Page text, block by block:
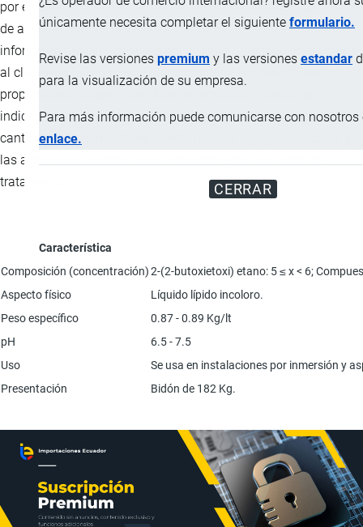
únicamente necesita completar el siguiente formulario.
Revise las versiones premium y las versiones estandar
para la visualización de su empresa.
Para más información puede comunicarse con nosotros
enlace.
CERRAR
por el consumo, dependiendo del consumo, añadir el producto
de acuerdo con las instrucciones proporcionadas en el último
informe de análisis, después del análisis, Chemtec proporciona
al cliente un informe escrito que contiene las principales
propiedades físicas y químicas de la solución fosfática,
indicando como proceder a la recarga del tanque indicando la
cantidad recomendada de Fluido T3 para agregar a la cuba, y
las acciones sugeridas para mantener estable el baño de
tratamiento.
Característica
Composición (concentración)2-(2-butoxietoxi) etano: 5 ≤ x < 6;
Aspecto físico
Líquido lípido incoloro.
Peso específico
0.87 - 0.89 Kg/lt
pH
6.5 - 7.5
Uso
Se usa en instalaciones por inmersión y
Presentación
Bidón de 182 Kg.